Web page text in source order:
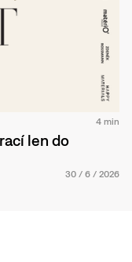
4 min
len do
30 / 6 / 2026